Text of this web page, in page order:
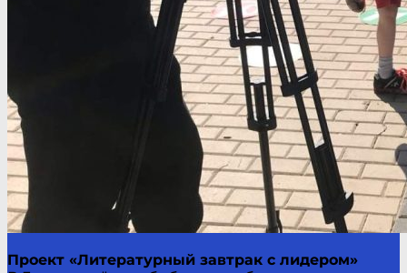
Проект «Литературный завтрак с лидером»